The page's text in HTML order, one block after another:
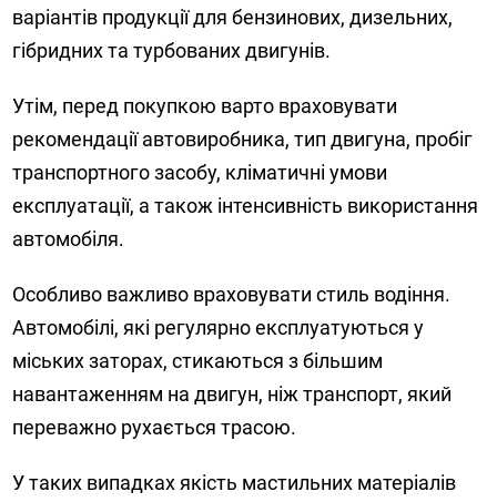
варіантів продукції для бензинових, дизельних,
гібридних та турбованих двигунів.
Утім, перед покупкою варто враховувати
рекомендації автовиробника, тип двигуна, пробіг
транспортного засобу, кліматичні умови
експлуатації, а також інтенсивність використання
автомобіля.
Особливо важливо враховувати стиль водіння.
Автомобілі, які регулярно експлуатуються у
міських заторах, стикаються з більшим
навантаженням на двигун, ніж транспорт, який
переважно рухається трасою.
У таких випадках якість мастильних матеріалів